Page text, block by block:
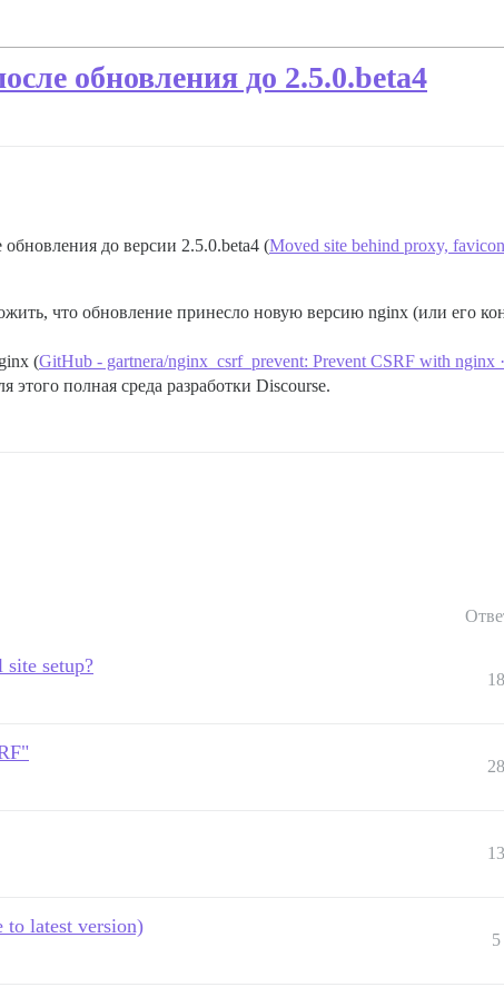
обновления до 2.5.0.beta4
до версии 2.5.0.beta4 (Moved site behind proxy,
что обновление принесло новую версию nginx (или его
(GitHub - gartnera/nginx_csrf_prevent: Prevent CSRF with nginx
этого полная среда разработки Discourse.
setup?
18
28
13
to latest version)
5